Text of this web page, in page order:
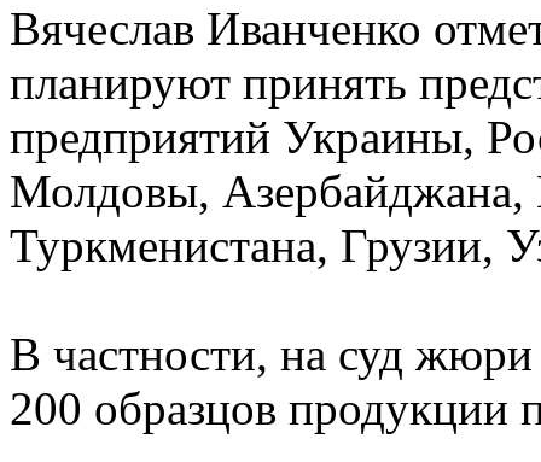
Вячеслав Иванченко
планируют принять
предприятий Украины,
Молдовы,
Туркменистана, Грузии,
В частности, на суд жюри
200 образцов продукции